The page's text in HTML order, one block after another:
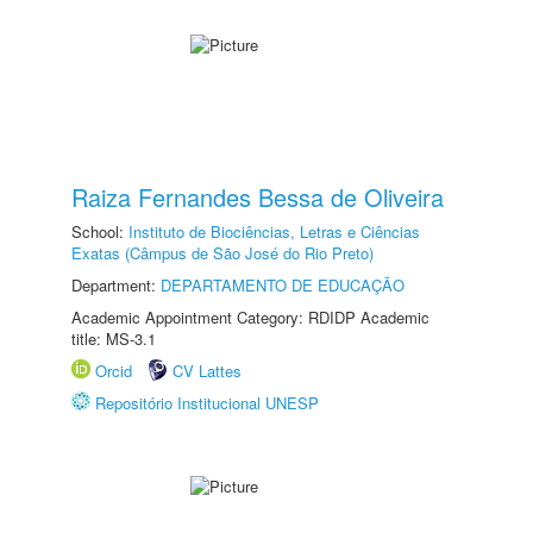
Raiza Fernandes Bessa de Oliveira
School: Instituto de Biociências, Letras e Ciências
Exatas (Câmpus de São José do Rio Preto)
Department: DEPARTAMENTO DE EDUCAÇÃO
Academic Appointment Category: RDIDP Academic
title: MS-3.1
Orcid
CV Lattes
Repositório Institucional UNESP